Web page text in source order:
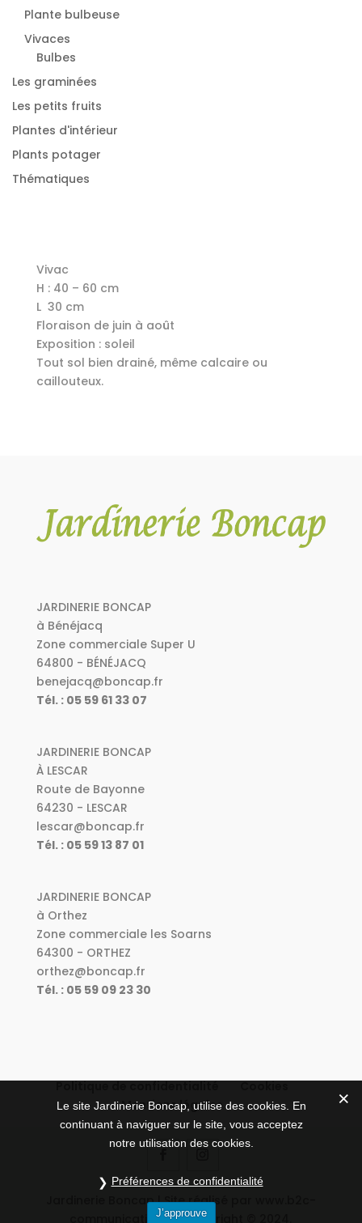
Plante bulbeuse
Vivaces
Bulbes
Les graminées
Les petits fruits
Plantes d'intérieur
Plants potager
Thématiques
Vivac
H : 40 – 60 cm
L 30 cm
Floraison de juin à août
Exposition : soleil
Tout sol bien drainé, même calcaire ou
caillouteux.
JARDINERIE BONCAP
à Bénéjacq
Zone commerciale Super U
64800 - BÉNÉJACQ
benejacq@boncap.fr
Tél. : 05 59 61 33 07
JARDINERIE BONCAP
À LESCAR
Route de Bayonne
64230 - LESCAR
lescar@boncap.fr
Tél. : 05 59 13 87 01
JARDINERIE BONCAP
à Orthez
Zone commerciale les Soarns
64300 - ORTHEZ
orthez@boncap.fr
Tél. : 05 59 09 23 30
Mentions légales
Jardinerie Boncap | Site réalisé par www.b2c-
communication.fr | Copyright © 2024.
Le site Jardinerie Boncap, utilise des cookies. En
continuant à naviguer sur le site, vous acceptez
notre utilisation des cookies.
Préférences de confidentialité
J’approuve